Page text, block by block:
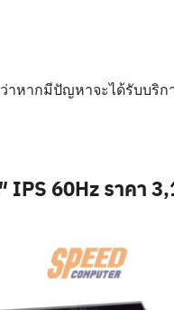
าหากมีปัญหาจะได้รับบริก
60Hz ราคา